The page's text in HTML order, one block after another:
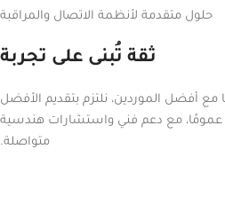
حلول متقدمة لأنظمة الاتصال والمراقبة
ثقة تُبنى على تجربة
مع أفضل الموردين، نلتزم بتقديم الأفضل
عمومًا، مع دعم فني واستشارات هندسية
متواصلة.